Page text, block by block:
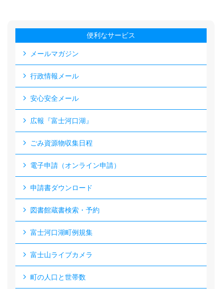
便利なサービス
メールマガジン
行政情報メール
安心安全メール
広報『富士河口湖』
ごみ資源物収集日程
電子申請（オンライン申請）
申請書ダウンロード
図書館蔵書検索・予約
富士河口湖町例規集
富士山ライブカメラ
町の人口と世帯数